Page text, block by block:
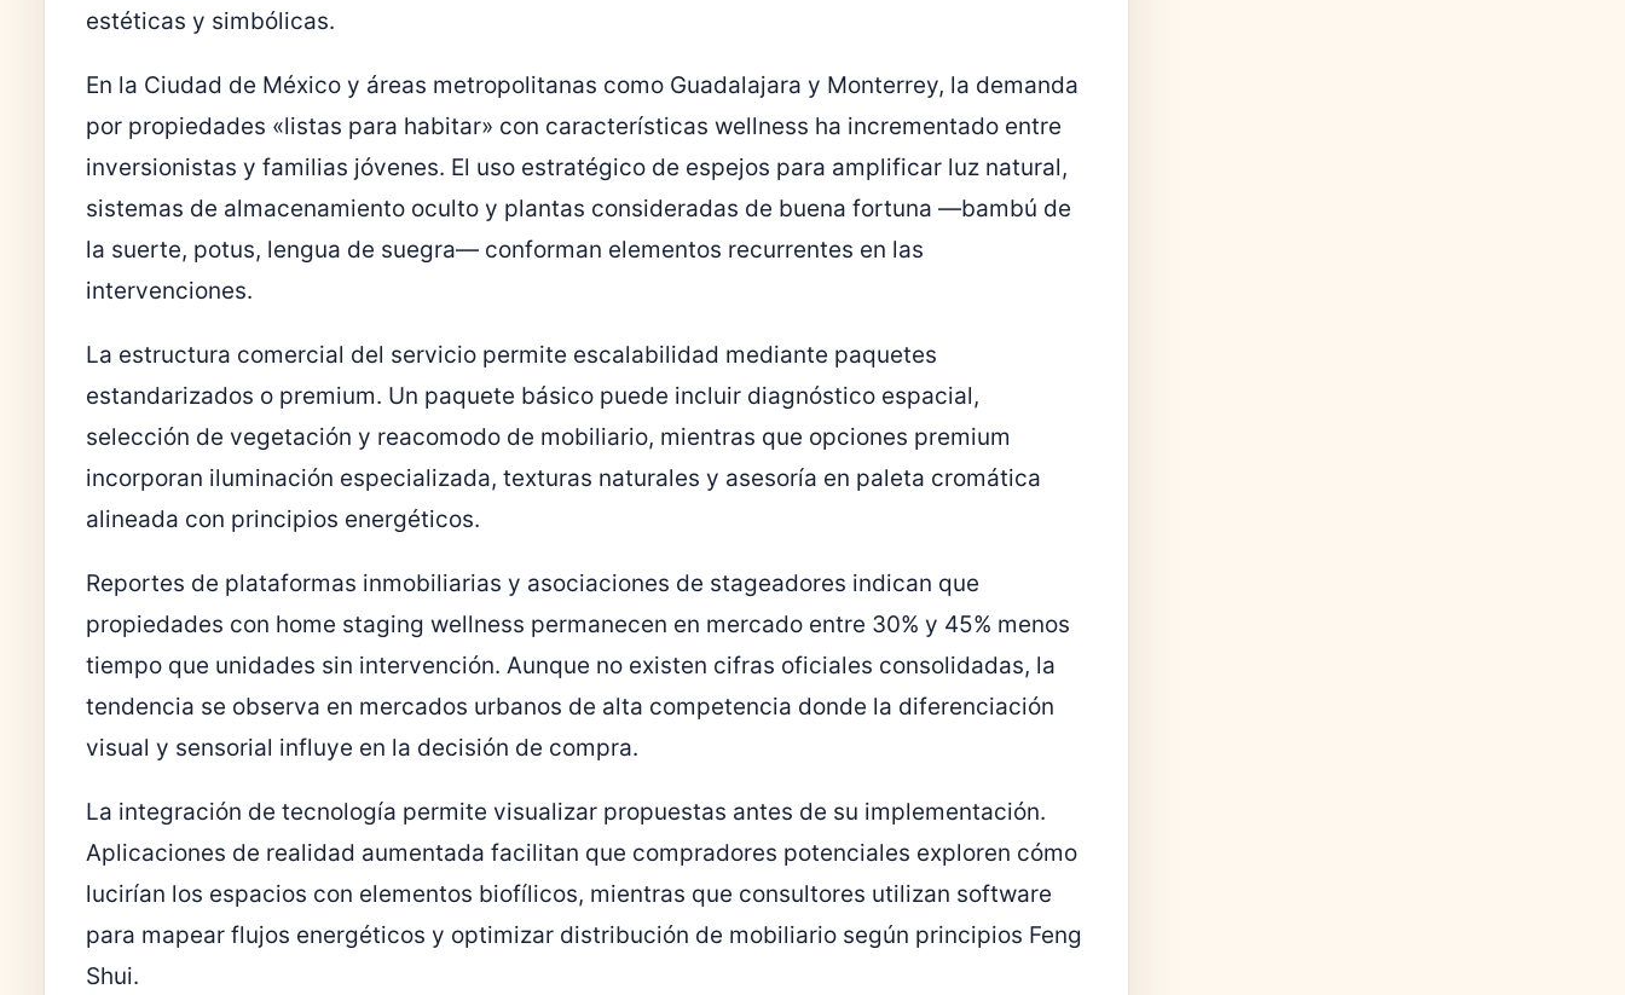
estéticas y simbólicas.
En la Ciudad de México y áreas metropolitanas como Guadalajara y Monterrey, la demanda
por propiedades «listas para habitar» con características wellness ha incrementado entre
inversionistas y familias jóvenes. El uso estratégico de espejos para amplificar luz natural,
sistemas de almacenamiento oculto y plantas consideradas de buena fortuna —bambú de
la suerte, potus, lengua de suegra— conforman elementos recurrentes en las
intervenciones.
La estructura comercial del servicio permite escalabilidad mediante paquetes
estandarizados o premium. Un paquete básico puede incluir diagnóstico espacial,
selección de vegetación y reacomodo de mobiliario, mientras que opciones premium
incorporan iluminación especializada, texturas naturales y asesoría en paleta cromática
alineada con principios energéticos.
Reportes de plataformas inmobiliarias y asociaciones de stageadores indican que
propiedades con home staging wellness permanecen en mercado entre 30% y 45% menos
tiempo que unidades sin intervención. Aunque no existen cifras oficiales consolidadas, la
tendencia se observa en mercados urbanos de alta competencia donde la diferenciación
visual y sensorial influye en la decisión de compra.
La integración de tecnología permite visualizar propuestas antes de su implementación.
Aplicaciones de realidad aumentada facilitan que compradores potenciales exploren cómo
lucirían los espacios con elementos biofílicos, mientras que consultores utilizan software
para mapear flujos energéticos y optimizar distribución de mobiliario según principios Feng
Shui.